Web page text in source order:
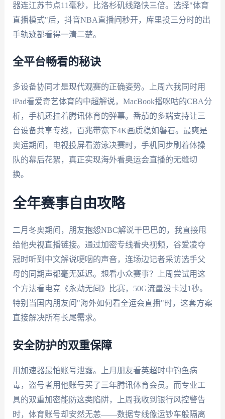
器连江苏节点11毫秒，比洛杉矶线路快三倍。选择"体育
直播模式"后，抖音NBA直播间秒开，库里投三分时的出
手轨迹都看得一清二楚。
全平台畅看的秘诀
多设备协同才是现代观赛的正确姿势。上周六我同时用
iPad看爱奇艺体育的中超解说，MacBook播咪咕的CBA分
析，手机还挂着腾讯体育的弹幕。番茄的多端支持让三
台设备共享专线，百兆带宽下4K画质稳如磐石。最爽是
奥运期间，电视投屏看游泳决赛时，手机同步刷着体操
队的幕后花絮，真正实现海外看奥运会直播的无缝切
换。
全年赛事自由攻略
二月冬奥期间，朋友抱怨NBC解说干巴巴的，我直接甩
给他央视直播链接。通过加密专线看央视频，谷爱凌夺
冠时听到中文解说哽咽的声音，连场边记者采访选手父
母的同期声都毫无延迟。想看小众赛事？上周尝试用这
个方法看电竞《永劫无间》比赛，50G流量没卡过1秒。
特别当国内朋友问"海外如何看全运会直播"时，这套方案
直接解决所有长尾需求。
安全防护的双重保障
用加速器最怕账号泄露。上月朋友看英超时中钓鱼病
毒，盗号者用他账号买了三年腾讯体育会员。而专业工
具的双重加密能防这类陷阱，上周我收到银行风控警告
时，体育账号却安然无恙——数据专线像运钞车般隔离